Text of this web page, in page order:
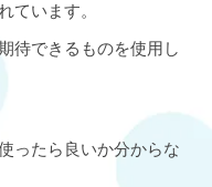
ています。
待できるものを使用し
ったら良いか分からな